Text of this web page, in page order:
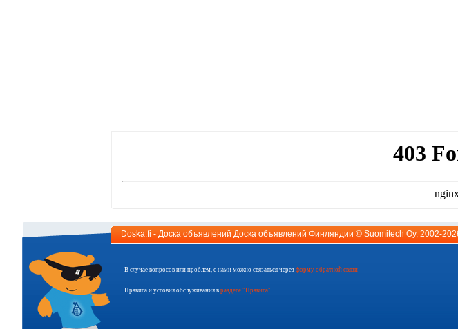
Doska.fi - Доска объявлений Доска объявлений Финляндии © Suomitech Oy, 2002-
В случае вопросов или проблем, с нами можно связаться через форму обратной связи
Правила и условия обслуживания в разделе "Правила"